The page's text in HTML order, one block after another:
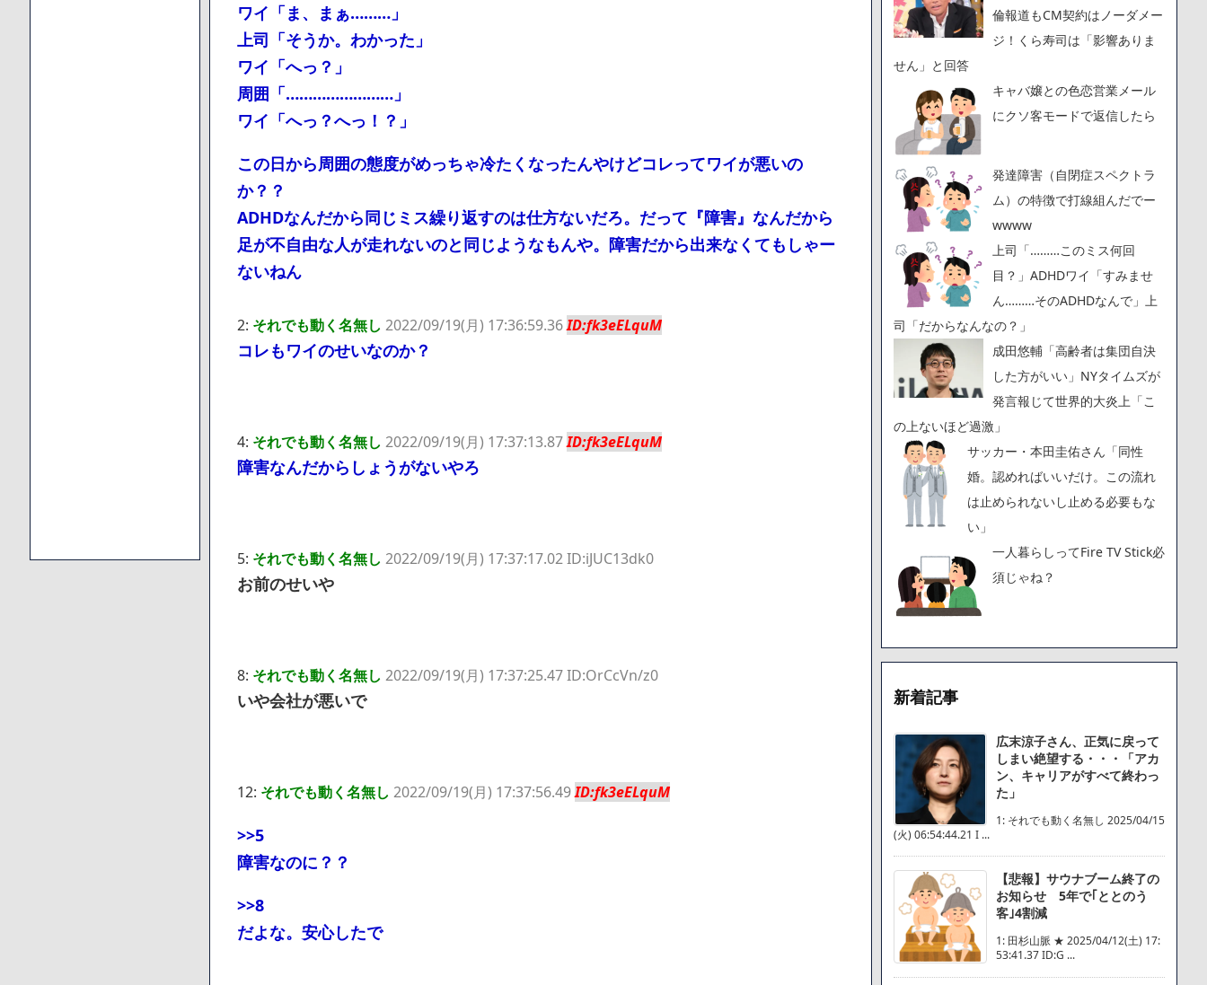
ワイ「ま、まぁ………」
上司「そうか。わかった」
ワイ「へっ？」
周囲「……………………」
ワイ「へっ？へっ！？」
この日から周囲の態度がめっちゃ冷たくなったんやけどコレってワイが悪いの
か？？
ADHDなんだから同じミス繰り返すのは仕方ないだろ。だって『障害』なんだから
足が不自由な人が走れないのと同じようなもんや。障害だから出来なくてもしゃー
ないねん
2: それでも動く名無し 2022/09/19(月) 17:36:59.36ID:fk3eELquM
コレもワイのせいなのか？
4: それでも動く名無し 2022/09/19(月) 17:37:13.87ID:fk3eELquM
障害なんだからしょうがないやろ
5: それでも動く名無し 2022/09/19(月) 17:37:17.02 ID:iJUC13dk0
お前のせいや
8: それでも動く名無し 2022/09/19(月) 17:37:25.47 ID:OrCcVn/z0
いや会社が悪いで
12: それでも動く名無し 2022/09/19(月) 17:37:56.49ID:fk3eELquM
>>5
障害なのに？？
>>8
だよな。安心したで
倫報道もCM契約はノーダメー
ジ！くら寿司は「影響ありま
せん」と回答
キャバ嬢との色恋営業メール
にクソ客モードで返信したら
発達障害（自閉症スペクトラ
ム）の特徴で打線組んだでー
wwww
上司「………このミス何回
目？」ADHDワイ「すみませ
ん………そのADHDなんで」上
司「だからなんなの？」
成田悠輔「高齢者は集団自決
した方がいい」NYタイムズが
発言報じて世界的大炎上「こ
の上ないほど過激」
サッカー・本田圭佑さん「同性
婚。認めればいいだけ。この流れ
は止められないし止める必要もな
い」
一人暮らしってFire TV Stick必
須じゃね？
新着記事
広末涼子さん、正気に戻って
しまい絶望する・・・「アカ
ン、キャリアがすべて終わっ
た」
1: それでも動く名無し 2025/04/15
(火) 06:54:44.21 I ...
【悲報】サウナブーム終了の
お知らせ 5年で｢ととのう
客｣4割減
1: 田杉山脈 ★ 2025/04/12(土) 17:
53:41.37 ID:G ...